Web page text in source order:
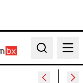
Search